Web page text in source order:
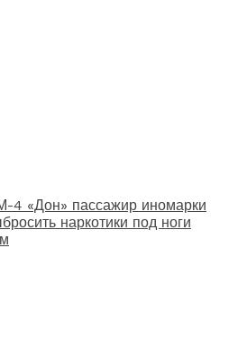
4 «Дон» пассажир иномарки
наркотики под ноги